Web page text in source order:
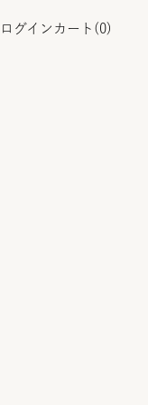
ログイン カート( 0)